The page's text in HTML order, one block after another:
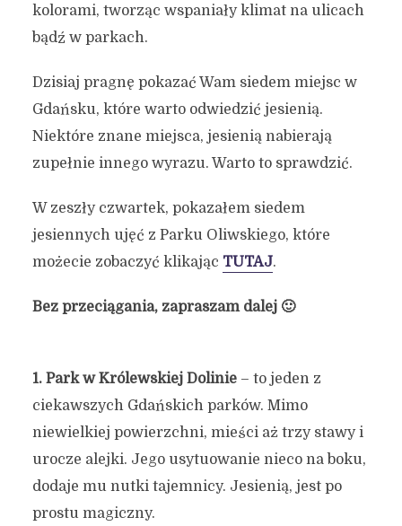
kolorami, tworząc wspaniały klimat na ulicach
bądź w parkach.
Dzisiaj pragnę pokazać Wam siedem miejsc w
Gdańsku, które warto odwiedzić jesienią.
Niektóre znane miejsca, jesienią nabierają
zupełnie innego wyrazu. Warto to sprawdzić.
W zeszły czwartek, pokazałem siedem
jesiennych ujęć z Parku Oliwskiego, które
możecie zobaczyć klikając TUTAJ.
Bez przeciągania, zapraszam dalej 🙂
1. Park w Królewskiej Dolinie– to jeden z
ciekawszych Gdańskich parków. Mimo
niewielkiej powierzchni, mieści aż trzy stawy i
urocze alejki. Jego usytuowanie nieco na boku,
dodaje mu nutki tajemnicy. Jesienią, jest po
prostu magiczny.